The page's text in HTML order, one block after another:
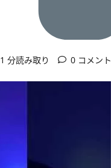
1 分読み取り 0 コメント